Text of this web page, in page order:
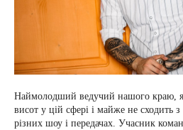
Наймолодший ведучий нашого краю,
висот у цій сфері і майже не сходить з
різних шоу і передачах. Учасник